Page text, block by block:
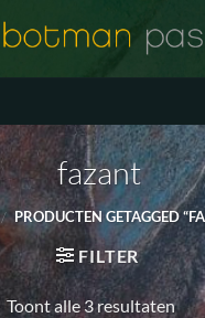
fazant
/ PRODUCTEN GETAGGED
FILTER
Toont alle 3 resultaten